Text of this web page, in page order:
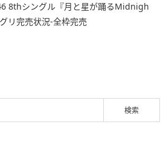
8thシングル『月と星が踊るMidnigh
リ完売状況-全枠完売